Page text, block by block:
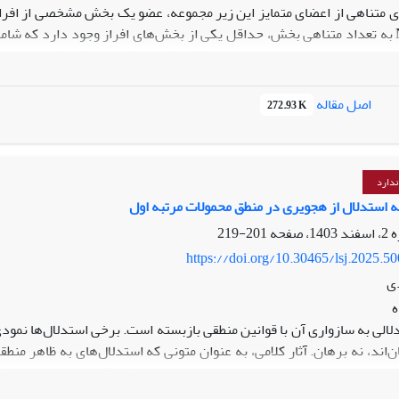
متناهی از اعضای متمایز این زیر مجموعه، عضو یک بخش مشخصی از
شور و هیندمن برائر را در حساب مرتبه اول پئانو مطالعه
در ادامه خواهیم دید که با اضافه شدن شرط مجزا بودن هم نتایج در
اصل مقاله 272.93 K
از هجویری در منطق محمولات مرتبه اول
201-219
https://doi.org/10.30465/
به سازواری آن با قوانین منطقی بازبسته است. برخی استدلال‌ها
نه برهان. آثار کلامی، به عنوان متونی که استدلال‌های به ظاهر
مناسبی برای اعتبارسنجی این متون است. در این پژوهش سه استدلال
نحوی، با مبنا قرار دادن منطق صوری مرتبه اول، انجام می‌گیرد و